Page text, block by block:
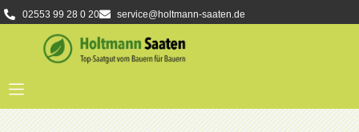
02553 99 28 0 20 service@holtmann-saaten.de